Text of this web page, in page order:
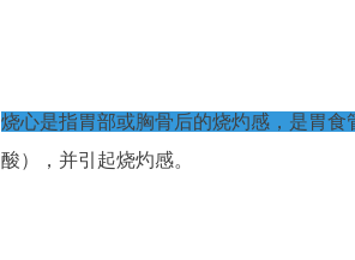
烧心是指胃部或胸骨后的烧灼感，是胃食
酸），并引起烧灼感。